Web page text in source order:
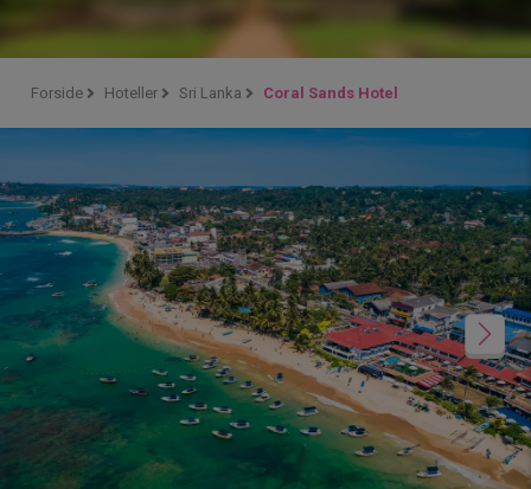
Forside Hoteller Sri Lanka Coral Sands Hotel